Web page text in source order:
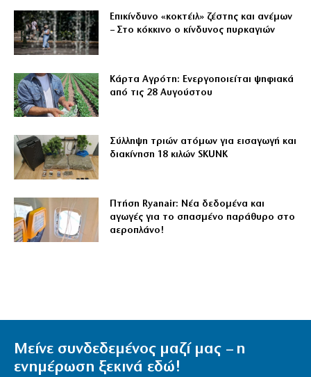
Επικίνδυνο «κοκτέιλ» ζέστης και ανέμων
– Στο κόκκινο ο κίνδυνος πυρκαγιών
Κάρτα Αγρότη: Ενεργοποιείται ψηφιακά
από τις 28 Αυγούστου
Σύλληψη τριών ατόμων για εισαγωγή και
διακίνηση 18 κιλών SKUNK
Πτήση Ryanair: Νέα δεδομένα και
αγωγές για το σπασμένο παράθυρο στο
αεροπλάνο!
Μείνε συνδεδεμένος μαζί μας – η
ενημέρωση ξεκινά εδώ!